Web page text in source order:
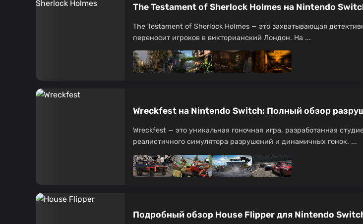
The Testament of Sherlock Holmes на Nintendo
The Testament of Sherlock Holmes — это захватывающая
переносит игроков в викторианский Лондон. На ...
Wreckfest на Nintendo Switch: Полный обзор
Wreckfest — это уникальная гоночная игра, разработанная
реалистичного симулятора разрушений и динамичных гонок. ...
Подробный обзор House Flipper для Nintendo